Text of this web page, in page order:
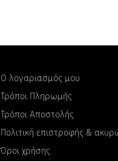
Ο λογαριασμός μου
Τρόποι Πληρωμής
Τρόποι Αποστολής
Πολιτική επιστροφής &
Όροι χρήσης